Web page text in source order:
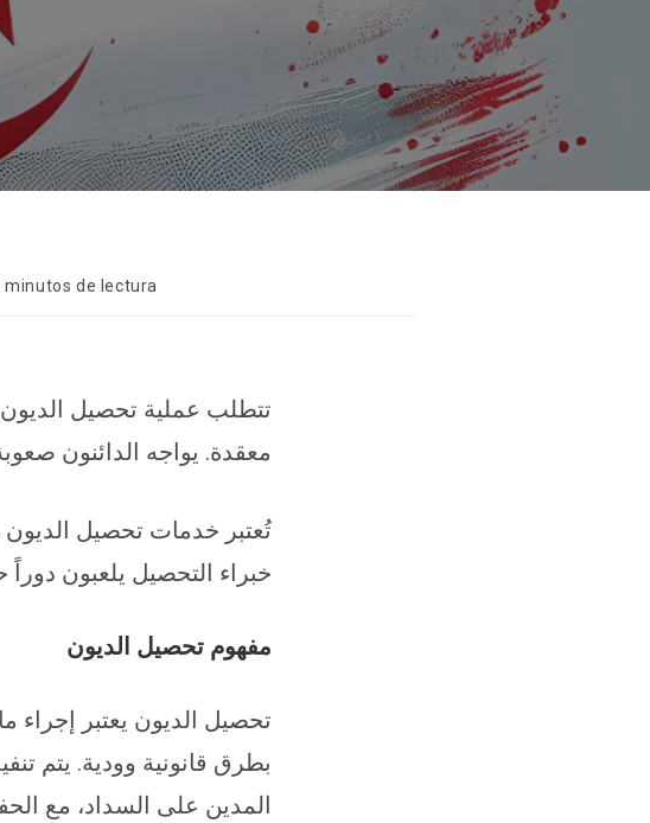
minutos de lectura
تتطلب عملية تحصيل الديون
معقدة. يواجه الدائنون
تُعتبر خدمات تحصيل الديون
خبراء التحصيل يلعبون
مفهوم تحصيل الديون
تحصيل الديون يعتبر إجراء
بطرق قانونية وودية. يتم
المدين على السداد، مع